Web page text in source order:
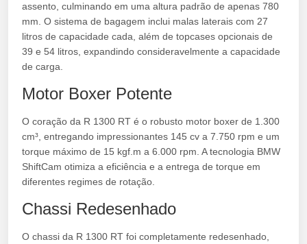
assento, culminando em uma altura padrão de apenas 780
mm. O sistema de bagagem inclui malas laterais com 27
litros de capacidade cada, além de topcases opcionais de
39 e 54 litros, expandindo consideravelmente a capacidade
de carga.
Motor Boxer Potente
O coração da R 1300 RT é o robusto motor boxer de 1.300
cm³, entregando impressionantes 145 cv a 7.750 rpm e um
torque máximo de 15 kgf.m a 6.000 rpm. A tecnologia BMW
ShiftCam otimiza a eficiência e a entrega de torque em
diferentes regimes de rotação.
Chassi Redesenhado
O chassi da R 1300 RT foi completamente redesenhado,